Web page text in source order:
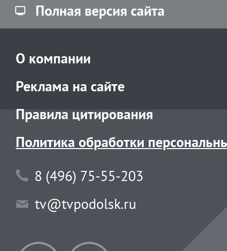
Полная версия сайта
О компании
Реклама на сайте
Правила цитирования
Политика обработки
8 (496) 75-55-203
tv@tvpodolsk.ru